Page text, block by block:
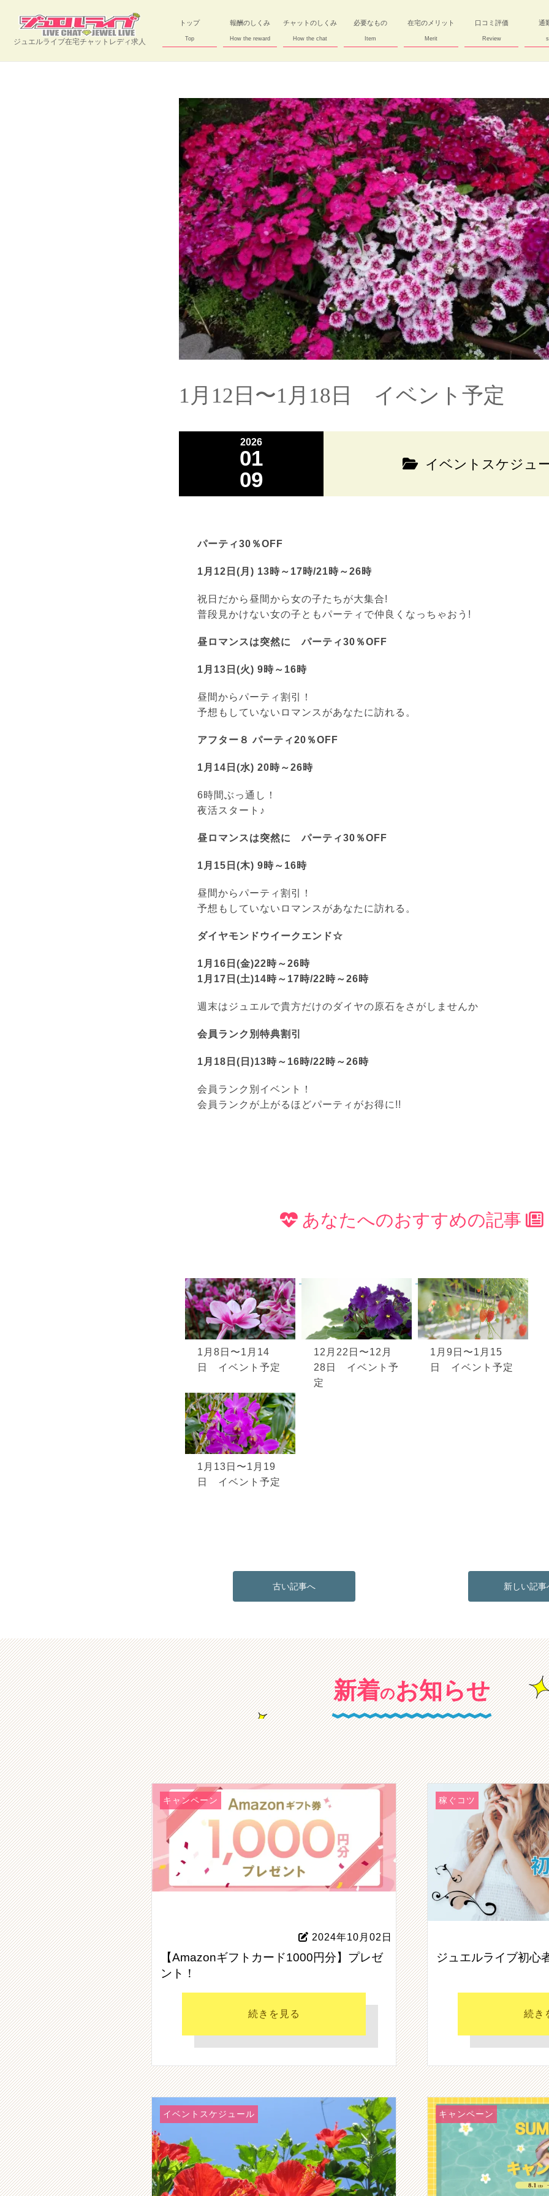
ジュエルライブ在宅チャットレディ求人
トップ
Top
報酬のしくみ
How the reward
チャットのしくみ
How the chat
必要なもの
Item
在宅のメリット
Merit
口コミ評価
Review
通
1月12日〜1月18日 イベント予定
2026
01
09
イベントスケジュ
パーティ30％OFF
1月12日(月) 13時～17時/21時～26時
祝日だから昼間から女の子たちが大集合!
普段見かけない女の子ともパーティで仲良くなっちゃおう!
昼ロマンスは突然に パーティ30％OFF
1月13日(火) 9時～16時
昼間からパーティ割引！
予想もしていないロマンスがあなたに訪れる。
アフター８ パーティ20％OFF
1月14日(水) 20時～26時
6時間ぶっ通し！
夜活スタート♪
昼ロマンスは突然に パーティ30％OFF
1月15日(木) 9時～16時
昼間からパーティ割引！
予想もしていないロマンスがあなたに訪れる。
ダイヤモンドウイークエンド☆
1月16日(金)22時～26時
1月17日(土)14時～17時/22時～26時
週末はジュエルで貴方だけのダイヤの原石をさがしませんか
会員ランク別特典割引
1月18日(日)13時～16時/22時～26時
会員ランク別イベント！
会員ランクが上がるほどパーティがお得に!!
あなたへのおすすめの記事
1月8日〜1月14
日 イベント予定
12月22日〜12月
28日 イベント予
定
1月9日〜1月15
日 イベント予定
1月13日〜1月19
日 イベント予定
古い記事へ 新しい記事
新着のお知らせ
キャンペーン
2024年10月02日
【Amazonギフトカード1000円分】プレゼ
ント！
続きを見る
稼ぐコツ
ジュエルライブ初心
続き
イベントスケジュール キャンペーン